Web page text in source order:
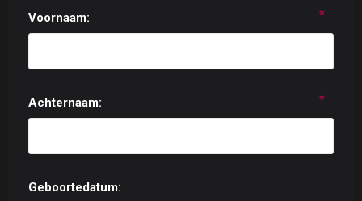
Voornaam: *
Achternaam: *
Geboortedatum: